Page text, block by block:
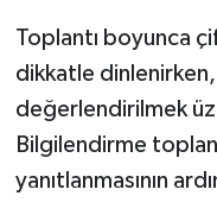
Toplantı boyunca
dikkatle
değerlendirilmek
Bilgilendirme
yanıtlanmasının